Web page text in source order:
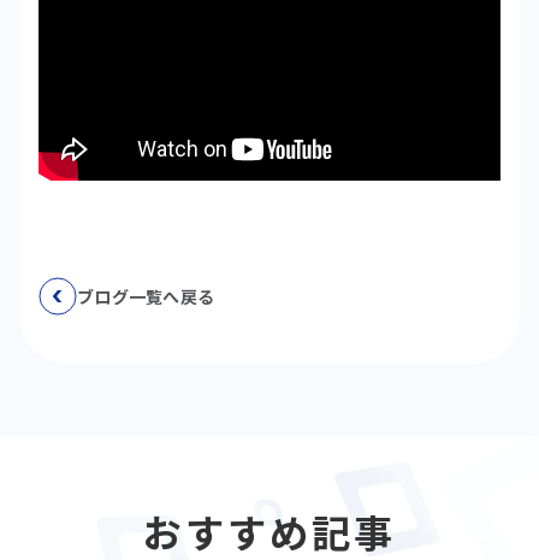
ブログ一覧へ戻る
おすすめ記事